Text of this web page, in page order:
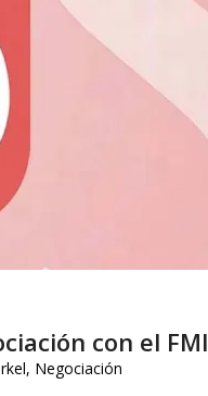
con el FMI
, Negociación